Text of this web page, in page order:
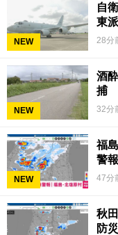
NEW
自
東
28分
NEW
酒
捕
32分
NEW
福
警報
47分
秋
防